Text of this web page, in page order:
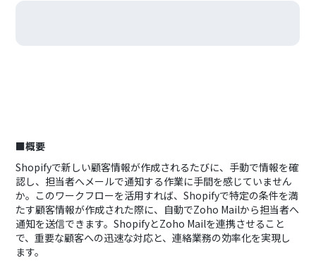
■概要
Shopifyで新しい顧客情報が作成されるたびに、手動で情報を確
認し、担当者へメールで通知する作業に手間を感じていません
か。このワークフローを活用すれば、Shopifyで特定の条件を満
たす顧客情報が作成された際に、自動でZoho Mailから担当者へ
通知を送信できます。ShopifyとZoho Mailを連携させること
で、重要な顧客への迅速な対応と、連絡業務の効率化を実現し
ます。